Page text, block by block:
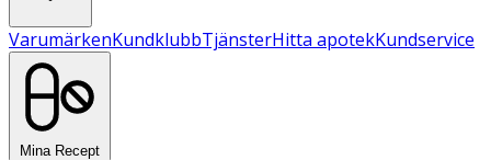
VarumärkenKundklubbTjänsterHitta apotekKundservice
Mina Recept